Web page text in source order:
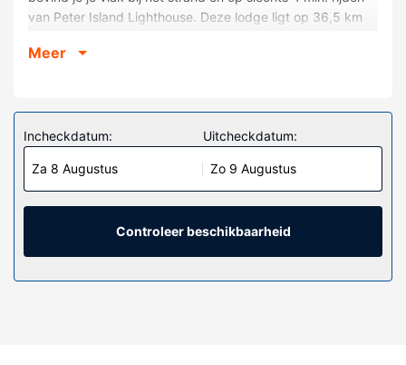
van Peter Island Lighthouse. Deze lodge ligt op 36,5 km
Provincial Park.
Doe of je thuis bent in één van de 37 kamers. Er is gratis
wifi op de kamer als je op het internet wilt surfen.
Badkamers hebben een bad/douchecombinatie en gratis
toiletartikelen. Bij de voorzieningen horen een bureau en
een koffiezetapparaat/waterkoker en de kamers worden
dagelijks schoongemaakt.
Algemene voorziening
het uitzicht kunt genieten, maar profiteer ook van gratis
Meer
Incheckdatum:
Za 8 Augustus
Uitcheckdatum:
Zo 9 Augustus
Controleer beschikbaarheid